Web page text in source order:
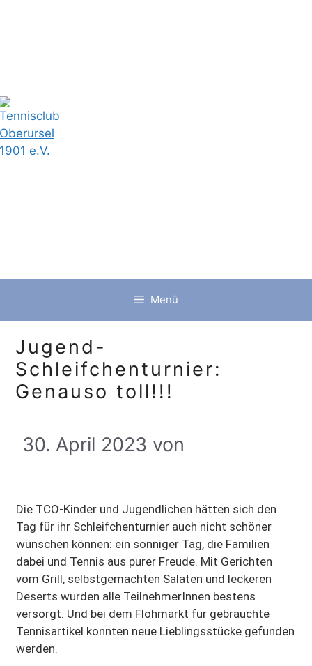
Menü
Jugend-
Schleifchenturnier:
Genauso toll!!!
30. April 2023 von
Die TCO-Kinder und Jugendlichen hätten sich den
Tag für ihr Schleifchenturnier auch nicht schöner
wünschen können: ein sonniger Tag, die Familien
dabei und Tennis aus purer Freude. Mit Gerichten
vom Grill, selbstgemachten Salaten und leckeren
Deserts wurden alle TeilnehmerInnen bestens
versorgt. Und bei dem Flohmarkt für gebrauchte
Tennisartikel konnten neue Lieblingsstücke gefunden
werden.